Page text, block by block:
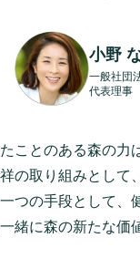
小野
一般社団
代表理事
ことのある森の
の取り組みとし
つの手段として、
緒に森の新たな価